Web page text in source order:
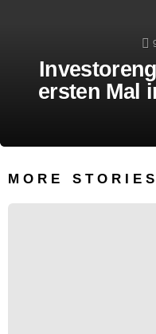
ersten Mal
MORE STORIES